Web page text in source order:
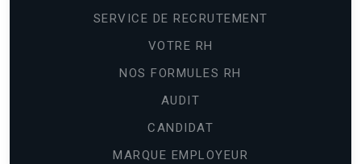
SERVICE DE RECRUTEMENT
VOTRE RH
NOS FORMULES RH
AUDIT
CANDIDAT
MARQUE EMPLOYEUR